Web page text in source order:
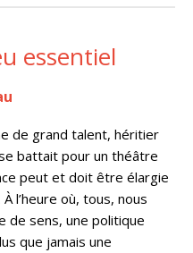
essentiel
de grand talent, héritier
se battait pour un théâtre
peut et doit être élargie
l’heure où, tous, nous
de sens, une politique
que jamais une